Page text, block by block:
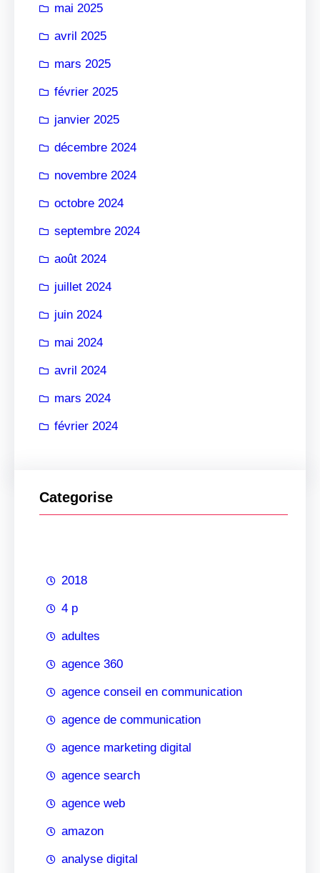
mai 2025
avril 2025
mars 2025
février 2025
janvier 2025
décembre 2024
novembre 2024
octobre 2024
septembre 2024
août 2024
juillet 2024
juin 2024
mai 2024
avril 2024
mars 2024
février 2024
Categorise
2018
4 p
adultes
agence 360
agence conseil en communication
agence de communication
agence marketing digital
agence search
agence web
amazon
analyse digital